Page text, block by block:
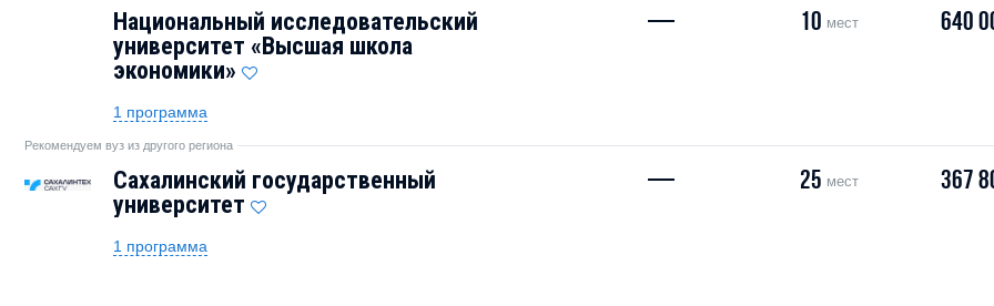
Национальный исследовательский
университет «Высшая школа
экономики»
— 10 мест 640
1 программа
Рекомендуем вуз из другого региона
Сахалинский государственный
университет
— 25 мест 367
1 программа